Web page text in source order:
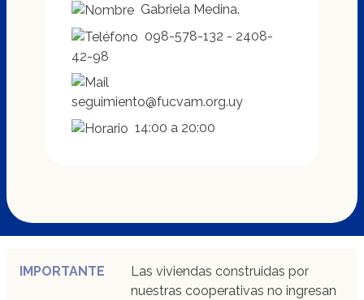
Gabriela Medina.
098-578-132 - 2408-
42-98
seguimiento@fucvam.org.uy
14:00 a 20:00
IMPORTANTE
Las viviendas construidas por
nuestras cooperativas no ingresan